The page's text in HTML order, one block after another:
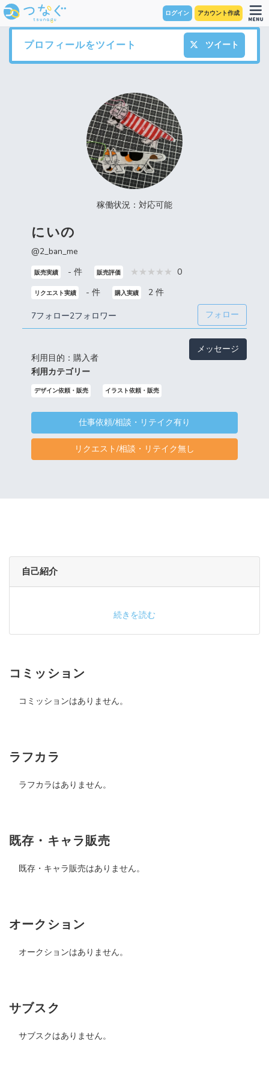
ログイン アカウント作成
プロフィールをツイート ツイート
稼働状況：対応可能
にいの
@2_ban_me
販売実績 - 件 販売評価 0
リクエスト実績 - 件 購入実績 2 件
7フォロー2フォロワー フォロー
利用目的：購入者
メッセージ
利用カテゴリー
デザイン依頼・販売 イラスト依頼・販売
仕事依頼/相談・リテイク有り
リクエスト/相談・リテイク無し
自己紹介
続きを読む
コミッション
コミッションはありません。
ラフカラ
ラフカラはありません。
既存・キャラ販売
既存・キャラ販売はありません。
オークション
オークションはありません。
サブスク
サブスクはありません。